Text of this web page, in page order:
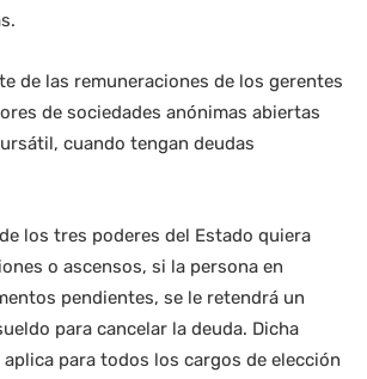
de las remuneraciones de los gerentes
de sociedades anónimas abiertas
cuando tengan deudas
los tres poderes del Estado quiera
o ascensos, si la persona en
pendientes, se le retendrá un
para cancelar la deuda. Dicha
para todos los cargos de elección